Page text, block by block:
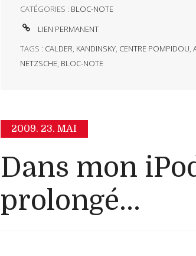
CATÉGORIES : BLOC-NOTE
LIEN PERMANENT
TAGS : CALDER, KANDINSKY, CENTRE POMPIDOU,
NETZSCHE, BLOC-NOTE
2009. 23. MAI
Dans mon
prolongé...